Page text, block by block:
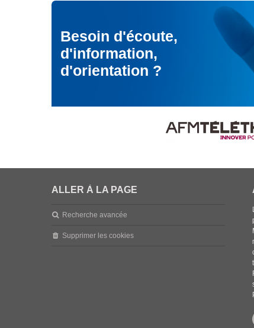
Besoin d'écoute,
d'information,
d'orientation ?
ALLER À LA PAGE
Recherche avancée
Supprimer les cookies